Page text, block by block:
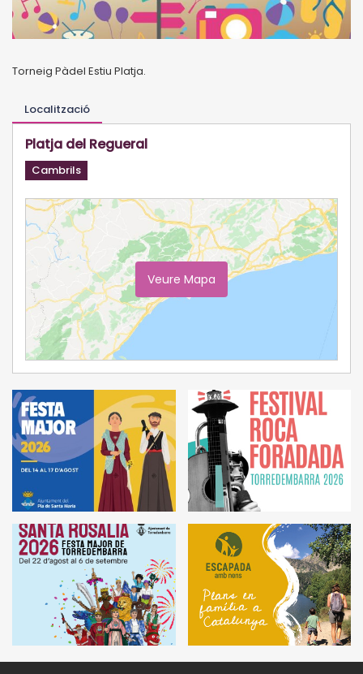
Torneig Pàdel Estiu Platja.
Localització
Platja del Regueral
Cambrils
Veure Mapa